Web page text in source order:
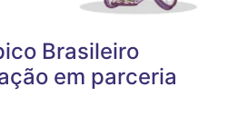
Brasileiro
em parceria